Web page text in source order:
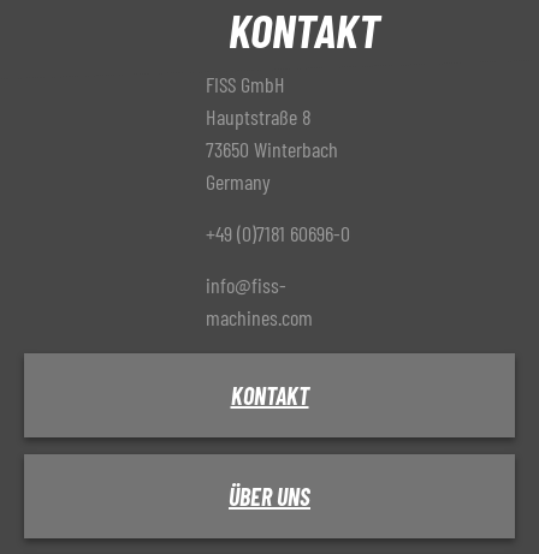
KONTAKT
FISS GmbH
Hauptstraße 8
73650 Winterbach
Germany
+49 (0)7181 60696-0
info@fiss-
machines.com
KONTAKT
ÜBER UNS